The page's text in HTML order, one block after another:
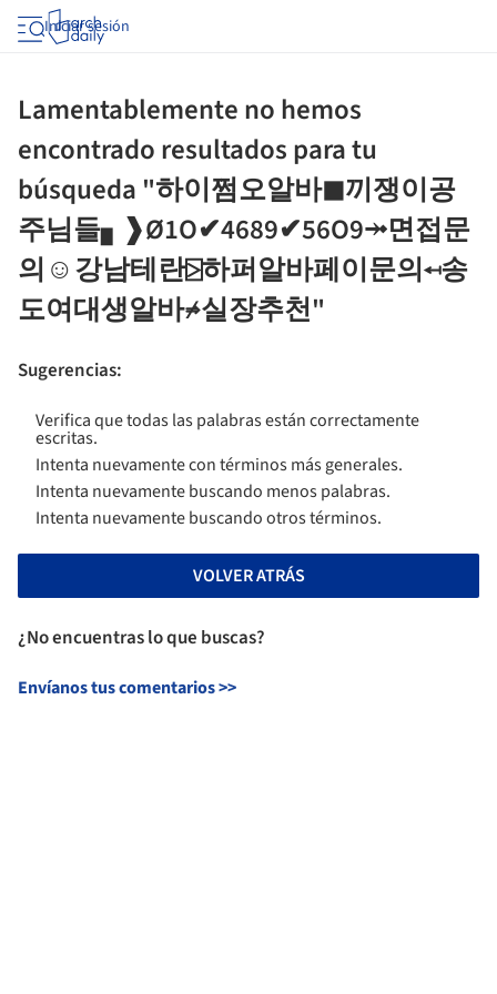
Iniciar sesión
Lamentablemente no hemos
encontrado resultados para tu
búsqueda "하이쩜오알바◼끼쟁이공
주님들▖❱Ø1O✔4689✔56O9⤞면접문
의☺강남테란⍄하퍼알바페이문의⟻송
도여대생알바⇏실장추천"
Sugerencias:
Verifica que todas las palabras están correctamente
escritas.
Intenta nuevamente con términos más generales.
Intenta nuevamente buscando menos palabras.
Intenta nuevamente buscando otros términos.
VOLVER ATRÁS
¿No encuentras lo que buscas?
Envíanos tus comentarios>>